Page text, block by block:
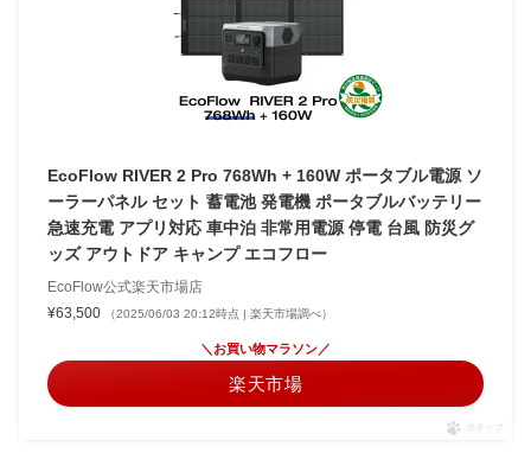
EcoFlow RIVER 2 Pro 768Wh + 160W ポータブル電源 ソ
ーラーパネル セット 蓄電池 発電機 ポータブルバッテリー
急速充電 アプリ対応 車中泊 非常用電源 停電 台風 防災グ
ッズ アウトドア キャンプ エコフロー
EcoFlow公式楽天市場店
¥63,500
（2025/06/03 20:12時点 | 楽天市場調べ）
＼お買い物マラソン／
楽天市場
ポチップ